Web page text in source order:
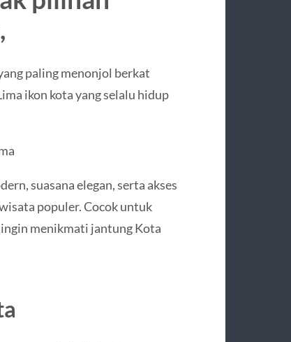
paling menonjol berkat
ikon kota yang selalu hidup
suasana elegan, serta akses
populer. Cocok untuk
menikmati jantung Kota